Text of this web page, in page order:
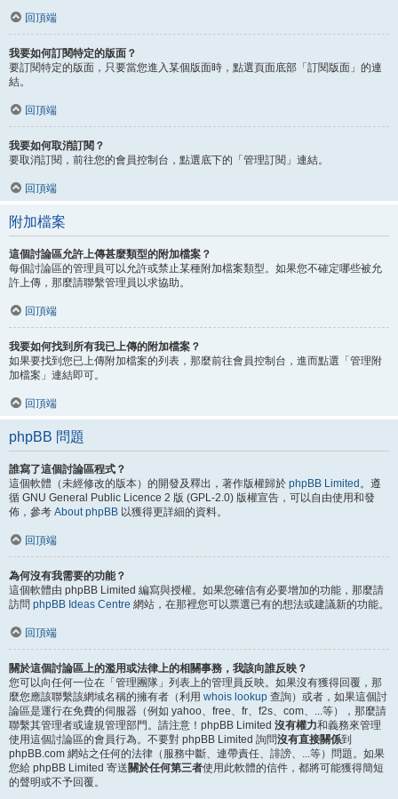
回頂端
我要如何訂閱特定的版面？
要訂閱特定的版面，只要當您進入某個版面時，點選頁面底部「訂閱版面」的連
結。
回頂端
我要如何取消訂閱？
要取消訂閱，前往您的會員控制台，點選底下的「管理訂閱」連結。
回頂端
附加檔案
這個討論區允許上傳甚麼類型的附加檔案？
每個討論區的管理員可以允許或禁止某種附加檔案類型。如果您不確定哪些被允
許上傳，那麼請聯繫管理員以求協助。
回頂端
我要如何找到所有我已上傳的附加檔案？
如果要找到您已上傳附加檔案的列表，那麼前往會員控制台，進而點選「管理附
加檔案」連結即可。
回頂端
phpBB 問題
誰寫了這個討論區程式？
這個軟體（未經修改的版本）的開發及釋出，著作版權歸於 phpBB Limited 。遵
循 GNU General Public Licence 2 版 (GPL-2.0) 版權宣告，可以自由使用和發
佈，參考 About phpBB 以獲得更詳細的資料。
回頂端
為何沒有我需要的功能？
這個軟體由 phpBB Limited 編寫與授權。如果您確信有必要增加的功能，那麼請
訪問 phpBB Ideas Centre 網站，在那裡您可以票選已有的想法或建議新的功能。
回頂端
關於這個討論區上的濫用或法律上的相關事務，我該向誰反映？
您可以向任何一位在「管理團隊」列表上的管理員反映。如果沒有獲得回覆，那
麼您應該聯繫該網域名稱的擁有者（利用 whois lookup 查詢）或者，如果這個討
論區是運行在免費的伺服器（例如 yahoo、free、fr、f2s、com、...等），那麼請
聯繫其管理者或違規管理部門。請注意！phpBB Limited 沒有權力和義務來管理
使用這個討論區的會員行為。不要對 phpBB Limited 詢問沒有直接關係到
phpBB.com 網站之任何的法律（服務中斷、連帶責任、誹謗、...等）問題。如果
您給 phpBB Limited 寄送關於任何第三者使用此軟體的信件，都將可能獲得簡短
的聲明或不予回覆。